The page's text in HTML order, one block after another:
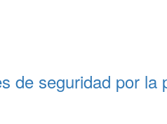
de seguridad por la